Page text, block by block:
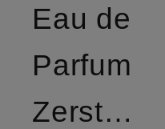
Eau de
Parfum
Zerstäuber